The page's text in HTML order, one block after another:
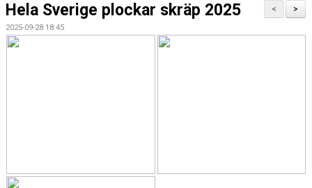
BILDGALLERI
>
<
Hela Sverige plockar skräp 2025
2025-09-28 18:45